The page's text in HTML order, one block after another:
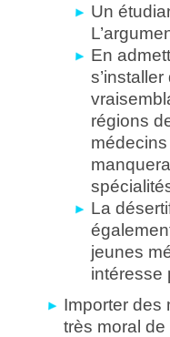
Un
En
régions
La
jeunes
intéresse
Importer des
très moral